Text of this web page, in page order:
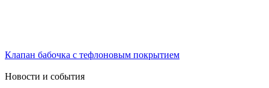
Клапан бабочка с тефлоновым покрытием
Новости и события